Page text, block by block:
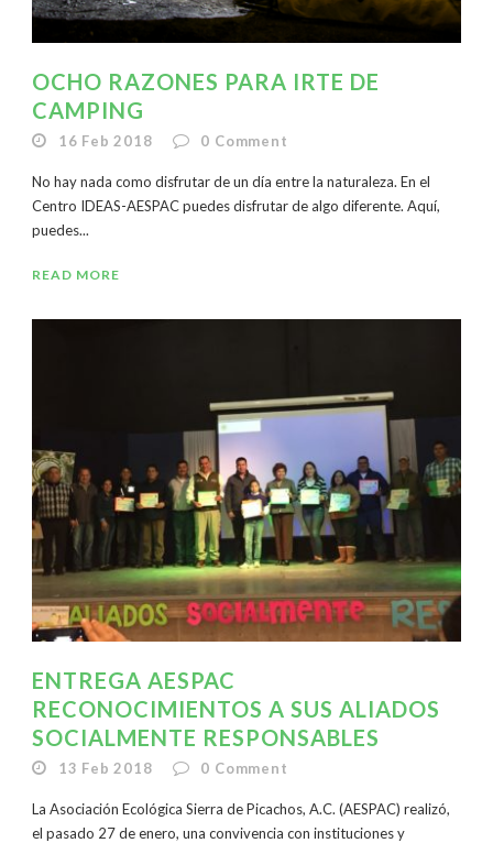
OCHO RAZONES PARA IRTE DE
CAMPING
16 Feb 2018 0 Comment
No hay nada como disfrutar de un día entre la naturaleza. En el
Centro IDEAS-AESPAC puedes disfrutar de algo diferente. Aquí,
puedes...
READ MORE
ENTREGA AESPAC
RECONOCIMIENTOS A SUS ALIADOS
SOCIALMENTE RESPONSABLES
13 Feb 2018 0 Comment
La Asociación Ecológica Sierra de Picachos, A.C. (AESPAC) realizó,
el pasado 27 de enero, una convivencia con instituciones y